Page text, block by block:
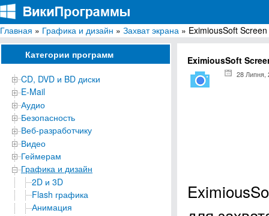
ВикиПрограммы
Энциклопедия бесплатных компьютерных программ для Windows
Главная » Графика и дизайн » Захват экрана » EximiousSoft
Категории программ
CD, DVD и BD диски
E-Mail
Аудио
Безопасность
Веб-разработчику
Видео
Геймерам
Графика и дизайн
2D и 3D
Flash графика
Анимация
EximiousSoft
28 Липня,